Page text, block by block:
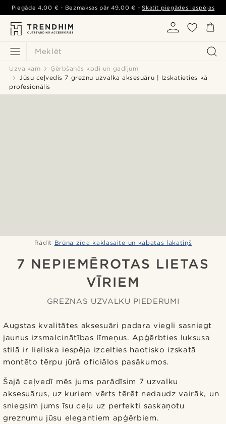
Meklēt
Piegāde4,00 € - Bezmaksas pār49,00 € -Skatīt piegādes iespējas
Uzvalkam
Ģērbšanās kodi un gadījumi
Jūsu ceļvedis 7 greznu uzvalka aksesuāru | Izskatieties kā
profesionālis
Rādīt Brūna zīda kaklasaite un kabatas lakatiņš
7 NEPIEMĒROTAS LIETAS
VĪRIEM
GREZNAS UZVALKU PIEDERUMI
Augstas kvalitātes aksesuāri padara viegli sasniegt
jaunus izsmalcinātības līmeņus. Apģērbties luksusa
stilā ir lieliska iespēja izcelties haotisko izskatā
montēto tērpu jūrā oficiālos pasākumos.
Šajā ceļvedī mēs jums parādīsim 7 uzvalku
aksesuārus, uz kuriem vērts tērēt nedaudz vairāk, un
sniegsim jums īsu ceļu uz perfekti saskaņotu
greznumu jūsu elegantiem apģērbiem.